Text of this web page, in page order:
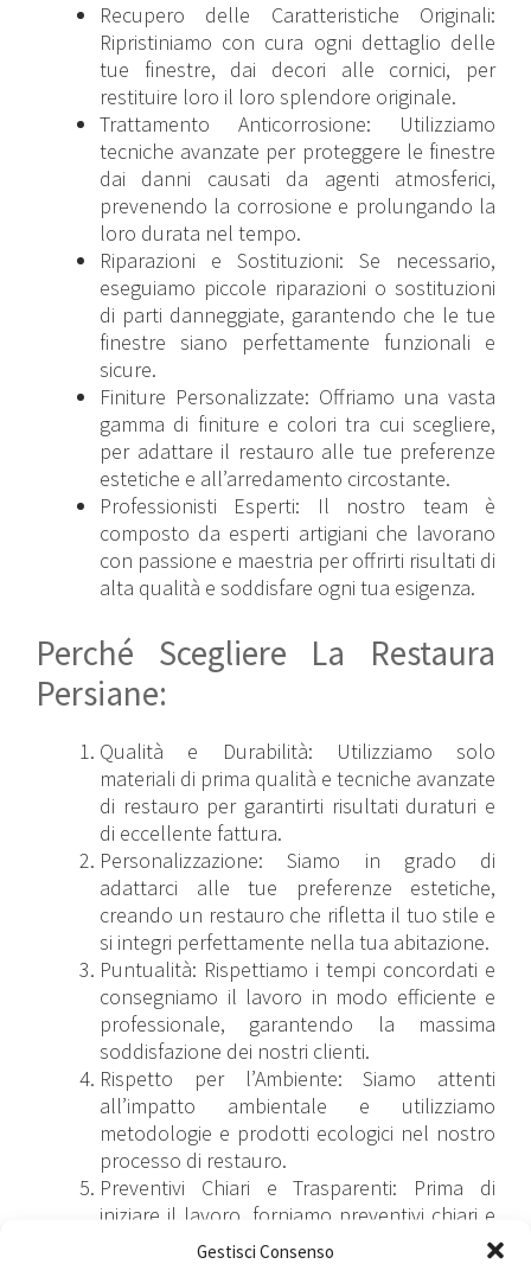
Gestisci Consenso
Recupero delle Caratteristiche Originali:
Ripristiniamo con cura ogni dettaglio delle
tue finestre, dai decori alle cornici, per
restituire loro il loro splendore originale.
Trattamento Anticorrosione: Utilizziamo
tecniche avanzate per proteggere le finestre
dai danni causati da agenti atmosferici,
prevenendo la corrosione e prolungando la
loro durata nel tempo.
Riparazioni e Sostituzioni: Se necessario,
eseguiamo piccole riparazioni o sostituzioni
di parti danneggiate, garantendo che le tue
finestre siano perfettamente funzionali e
sicure.
Finiture Personalizzate: Offriamo una vasta
gamma di finiture e colori tra cui scegliere,
per adattare il restauro alle tue preferenze
estetiche e all’arredamento circostante.
Professionisti Esperti: Il nostro team è
composto da esperti artigiani che lavorano
con passione e maestria per offrirti risultati di
alta qualità e soddisfare ogni tua esigenza.
Perché Scegliere La Restaura
Persiane:
Qualità e Durabilità: Utilizziamo solo
materiali di prima qualità e tecniche avanzate
di restauro per garantirti risultati duraturi e
di eccellente fattura.
Personalizzazione: Siamo in grado di
adattarci alle tue preferenze estetiche,
creando un restauro che rifletta il tuo stile e
si integri perfettamente nella tua abitazione.
Puntualità: Rispettiamo i tempi concordati e
consegniamo il lavoro in modo efficiente e
professionale, garantendo la massima
soddisfazione dei nostri clienti.
Rispetto per l’Ambiente: Siamo attenti
all’impatto ambientale e utilizziamo
metodologie e prodotti ecologici nel nostro
processo di restauro.
Preventivi Chiari e Trasparenti: Prima di
iniziare il lavoro, forniamo preventivi chiari e
trasparenti, senza costi nascosti, per